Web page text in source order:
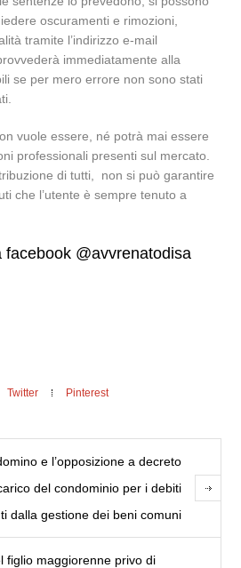
oscuramenti e rimozioni,
tramite l’indirizzo e-mail
immediatamente alla
se per mero errore non sono stati
vuole essere, né potrà mai essere
professionali presenti sul mercato.
di tutti, non si può garantire
che l’utente è sempre tenuto a
facebook @avvrenatodisa
Twitter Pinterest
e l’opposizione a decreto
del condominio per i debiti
dalla gestione dei beni comuni
figlio maggiorenne privo di